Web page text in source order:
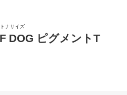
ナサイズ
DOG ピグメントT